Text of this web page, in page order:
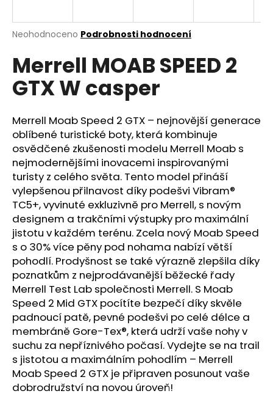
Průměrné
produktu
je
0,0
z
hvězdiček.
Neohodnoceno Podrobnosti hodnocení
Merrell MOAB SPEED 2
GTX W casper
Merrell Moab Speed 2 GTX – nejnovější generace
oblíbené turistické boty, která kombinuje
osvědčené zkušenosti modelu Merrell Moab s
nejmodernějšími inovacemi inspirovanými
turisty z celého světa. Tento model přináší
vylepšenou přilnavost díky podešvi Vibram®
TC5+, vyvinuté exkluzivně pro Merrell, s novým
designem a trakčními výstupky pro maximální
jistotu v každém terénu. Zcela nový Moab Speed
s o 30% více pěny pod nohama nabízí větší
pohodlí. Prodyšnost se také výrazně zlepšila díky
poznatkům z nejprodávanější běžecké řady
Merrell Test Lab společnosti Merrell. S Moab
Speed 2 Mid GTX pocítíte bezpečí díky skvěle
padnoucí patě, pevné podešvi po celé délce a
membráně Gore-Tex®, která udrží vaše nohy v
suchu za nepříznivého počasí. Vydejte se na trail
s jistotou a maximálním pohodlím – Merrell
Moab Speed 2 GTX je připraven posunout vaše
dobrodružství na novou úroveň!
j
t
?
HLEDAT
D
o
p
o
r
u
č
u
j
e
m
e
BOTY
CRAFT